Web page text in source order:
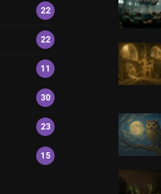
22
22
11
30
23
15